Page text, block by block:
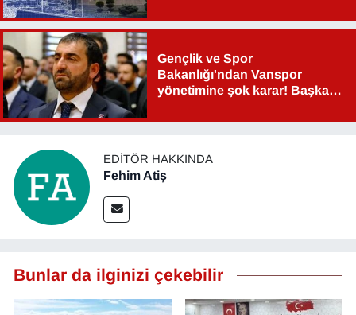
Gençlik ve Spor
Bakanlığı'ndan Vanspor
yönetimine şok karar! Başkan
EDITÖR HAKKINDA
Fehim Atiş
Bunlar da ilginizi çekebilir